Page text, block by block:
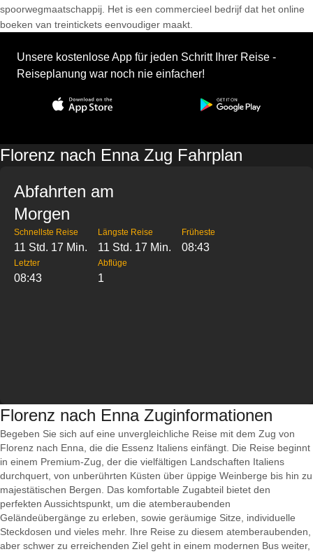
spoorwegmaatschappij. Het is een commercieel bedrijf dat het online
boeken van treintickets eenvoudiger maakt.
Unsere kostenlose App für jeden Schritt Ihrer Reise -
Reiseplanung war noch nie einfacher!
Florenz nach Enna Zug Fahrplan
Abfahrten am
Morgen
Schnellste Reise
11 Std. 17 Min.
Längste Reise
11 Std. 17 Min.
Früheste
08:43
Letzter
08:43
Abflüge
1
Florenz nach Enna Zuginformationen
Begeben Sie sich auf eine unvergleichliche Reise mit dem Zug von
Florenz nach Enna, die die Essenz Italiens einfängt. Die Reise beginnt
in einem Premium-Zug, der die vielfältigen Landschaften Italiens
durchquert, von unberührten Küsten über üppige Weinberge bis hin zu
majestätischen Bergen. Das komfortable Zugabteil bietet den
perfekten Aussichtspunkt, um die atemberaubenden
Geländeübergänge zu erleben, sowie geräumige Sitze, individuelle
Steckdosen und vieles mehr. Ihre Reise zu diesem atemberaubenden,
aber schwer zu erreichenden Ziel geht in einem modernen Bus weiter,